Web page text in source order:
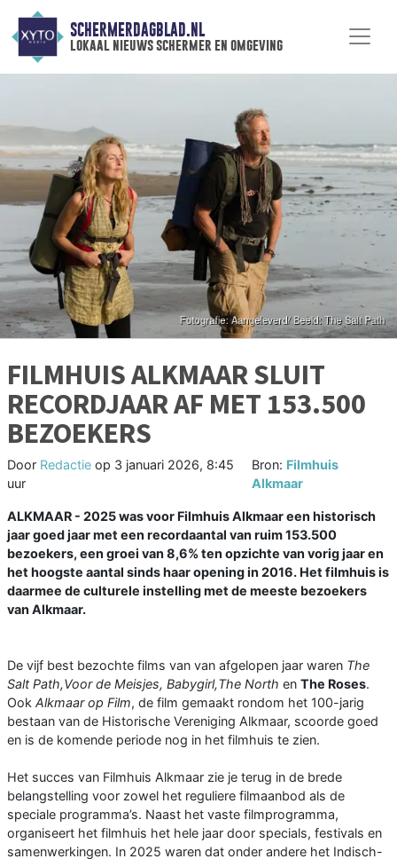
SCHERMERDAGBLAD.NL
lokaal nieuws schermer en omgeving
FILMHUIS ALKMAAR SLUIT
RECORDJAAR AF MET 153.500
BEZOEKERS
Door Redactie op 3 januari 2026, 8:45
uur
Bron: Filmhuis
Alkmaar
ALKMAAR - 2025 was voor Filmhuis Alkmaar een historisch
jaar goed jaar met een recordaantal van ruim 153.500
bezoekers, een groei van 8,6% ten opzichte van vorig jaar en
het hoogste aantal sinds haar opening in 2016. Het filmhuis is
daarmee de culturele instelling met de meeste bezoekers
van Alkmaar.
De vijf best bezochte films van van afgelopen jaar waren The
Salt Path,Voor de Meisjes, Babygirl,The North en The Roses.
Ook Alkmaar op Film, de film gemaakt rondom het 100-jarig
bestaan van de Historische Vereniging Alkmaar, scoorde goed
en is de komende periode nog in het filmhuis te zien.
Het succes van Filmhuis Alkmaar zie je terug in de brede
belangstelling voor zowel het reguliere filmaanbod als de
speciale programma’s. Naast het vaste filmprogramma,
organiseert het filmhuis het hele jaar door specials, festivals en
samenwerkingen. In 2025 waren dat onder andere het Indisch-